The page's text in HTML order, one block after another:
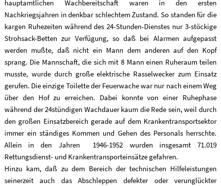
hauptamtlichen Wachbereitschaft waren in den ersten
Nachkriegsjahren in denkbar schlechtem Zustand. So standen für die
kargen Ruhezeiten während des 24-Stunden-Dienstes nur 3-stöckige
Strohsack-Betten zur Verfügung, so daß bei Alarmen aufgepasst
werden mußte, daß nicht ein Mann dem anderen auf den Kopf
sprang. Die Mannschaft, die sich mit 8 Mann einen Ruheraum teilen
musste, wurde durch große elektrische Rasselwecker zum Einsatz
gerufen. Die einzige Toilette der Feuerwache war nur nach einem Weg
über den Hof zu erreichen. Dabei konnte von einer Ruhephase
während der 24stündigen Wachdauer kaum die Rede sein, weil durch
den großen Einsatzbereich gerade auf dem Krankentransportsektor
immer ein ständiges Kommen und Gehen des Personals herrschte.
Allein in den Jahren 1946-1952 wurden insgesamt 71.019
Rettungsdienst- und Krankentransporteinsätze gefahren.
Hinzu kam, daß zu dem Bereich der technischen Hilfeleistungen
seinerzeit auch das Abschleppen defekter oder verunglückter